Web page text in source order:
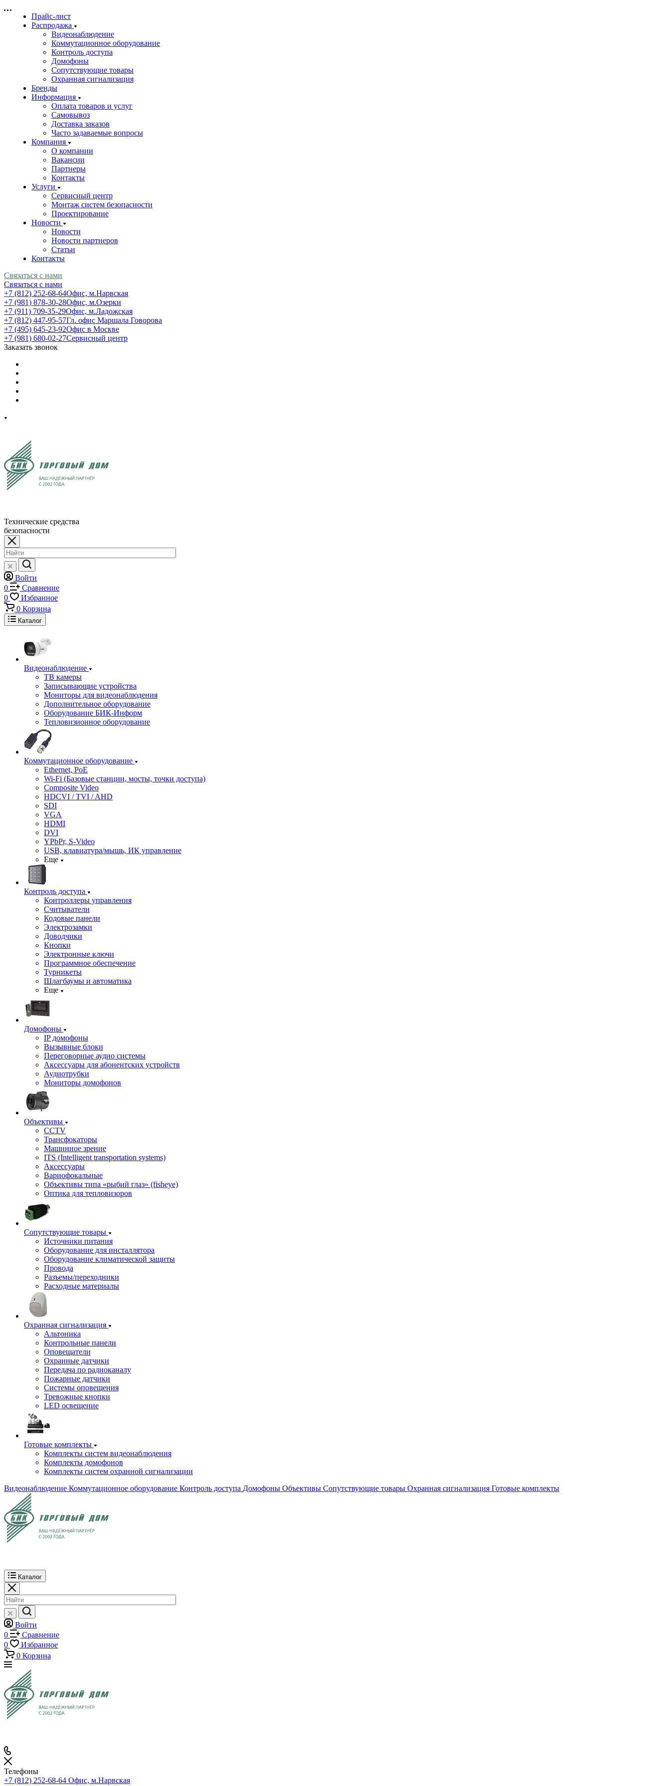
Прайс-лист
Распродажа
Видеонаблюдение
Коммутационное оборудование
Контроль доступа
Домофоны
Сопутствующие товары
Охранная сигнализация
Бренды
Информация
Оплата товаров и услуг
Самовывоз
Доставка заказов
Часто задаваемые вопросы
Компания
О компании
Вакансии
Партнеры
Контакты
Услуги
Сервисный центр
Монтаж систем безопасности
Проектирование
Новости
Новости
Новости партнеров
Статьи
Контакты
Связаться с нами
Связаться с нами
+7 (812) 252-68-64Офис, м.Нарвская
+7 (981) 878-30-28Офис, м.Озерки
+7 (911) 709-35-29Офис, м.Ладожская
+7 (812) 447-95-57Гл. офис Маршала Говорова
+7 (495) 645-23-92Офис в Москве
+7 (981) 680-02-27Сервисный центр
Заказать звонок
Технические средства
безопасности
Войти
0
Сравнение
0
Избранное
0 Корзина
Каталог
Видеонаблюдение
ТВ камеры
Записывающие устройства
Мониторы для видеонаблюдения
Дополнительное оборудование
Оборудование БИК-Информ
Тепловизионное оборудование
Коммутационное оборудование
Ethernet, PoE
Wi-Fi (Базовые станции, мосты, точки доступа)
Composite Video
HDCVI / TVI / AHD
SDI
VGA
HDMI
DVI
YPbPr, S-Video
USB, клавиатура/мышь, ИК управление
Еще
Контроль доступа
Контроллеры управления
Считыватели
Кодовые панели
Электрозамки
Доводчики
Кнопки
Электронные ключи
Программное обеспечение
Турникеты
Шлагбаумы и автоматика
Еще
Домофоны
IP домофоны
Вызывные блоки
Переговорные аудио системы
Аксессуары для абонентских устройств
Аудиотрубки
Мониторы домофонов
Объективы
CCTV
Трансфокаторы
Машинное зрение
ITS (Intelligent transportation systems)
Аксессуары
Вариофокальные
Объективы типа «рыбий глаз» (fisheye)
Оптика для тепловизоров
Сопутствующие товары
Источники питания
Оборудование для инсталлятора
Оборудование климатической защиты
Провода
Разъемы/переходники
Расходные материалы
Охранная сигнализация
Альтоника
Контрольные панели
Оповещатели
Охранные датчики
Передача по радиоканалу
Пожарные датчики
Системы оповещения
Тревожные кнопки
LED освещение
Готовые комплекты
Комплекты систем видеонаблюдения
Комплекты домофонов
Комплекты систем охранной сигнализации
Видеонаблюдение Коммутационное оборудование Контроль доступа Домофоны Объективы Сопутствующие товары Охранная сигнализация Готовые комплекты
Каталог
Войти
0
Сравнение
0
Избранное
0 Корзина
Телефоны
+7 (812) 252-68-64 Офис, м.Нарвская